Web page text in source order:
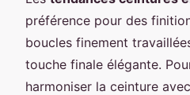
préférence pour des
boucles finement
touche finale élégante.
harmoniser la ceinture